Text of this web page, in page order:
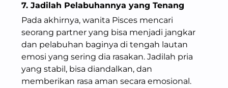
7. Jadilah Pelabuhannya yang Tenang
Pada akhirnya, wanita Pisces mencari
seorang partner yang bisa menjadi jangkar
dan pelabuhan baginya di tengah lautan
emosi yang sering dia rasakan. Jadilah pria
yang stabil, bisa diandalkan, dan
memberikan rasa aman secara emosional.